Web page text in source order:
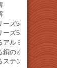
ズ51-小笠原諸
ズ52-小笠原諸
ルミのろう付け
のろう付け
ステンレスのろう